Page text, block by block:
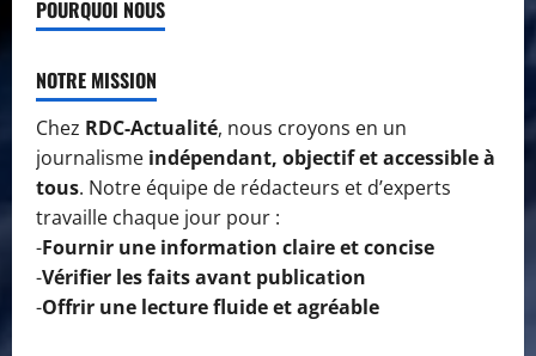
POURQUOI NOUS
NOTRE MISSION
Chez RDC-Actualité, nous croyons en un
journalisme indépendant, objectif et accessible à
tous. Notre équipe de rédacteurs et d’experts
travaille chaque jour pour :
-Fournir une information claire et concise
-Vérifier les faits avant publication
-Offrir une lecture fluide et agréable